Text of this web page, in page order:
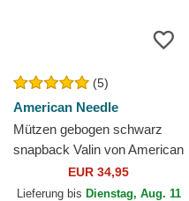
(5)
American Needle
Mützen gebogen schwarz
snapback Valin von American
EUR 34,95
Lieferung bis Dienstag, Aug. 11